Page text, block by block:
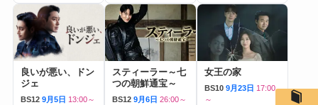
良いが悪い、ドン
ジェ
BS12 9月5日 13:00～
スティーラー～七
つの朝鮮通宝～
BS12 9月6日 26:00～
女王の家
BS10 9月23日 17:00
～